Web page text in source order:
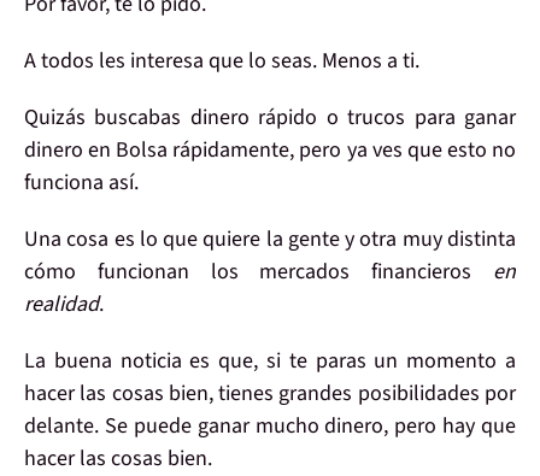
A todos les interesa que lo seas. Menos a ti.
Quizás buscabas dinero rápido o trucos paraganar
dinero en Bolsa rápidamente, pero ya ves que esto no
funciona así.
Una cosa es lo que quiere la gentey otra muy distinta
cómo funcionan los mercados financieros en
realidad.
La buena noticia es que, si te paras un momento a
hacer las cosas bien,tienes grandes posibilidades por
delante. Se puede ganar mucho dinero, pero hay que
hacer las cosas bien.